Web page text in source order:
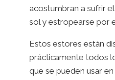
acostumbran a sufrir
sol y estropearse por
Estos estores están
prácticamente todos
que se pueden usar